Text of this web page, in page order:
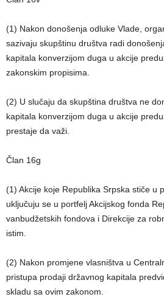
(1) Nakon donošenja odluke Vlade,
sazivaju skupštinu društva radi
kapitala konverzijom duga u akcije
zakonskim propisima.
(2) U slučaju da skupština društva ne
kapitala konverzijom duga u akcije
prestaje da važi.
Član 16g
(1) Akcije koje Republika Srpska stiče u
uključuju se u portfelj Akcijskog fonda
vanbudžetskih fondova i Direkcije za
istim.
(2) Nakon promjene vlasništva u
pristupa prodaji državnog kapitala
skladu sa ovim zakonom.